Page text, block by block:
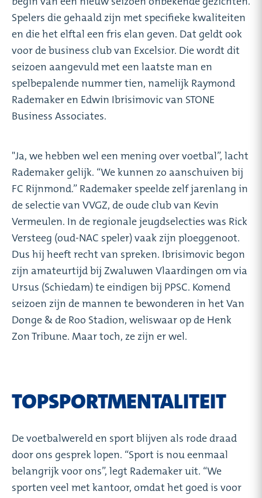
Spelers die gehaald zijn met specifieke kwaliteiten
en die het elftal een fris elan geven. Dat geldt ook
voor de business club van Excelsior. Die wordt dit
seizoen aangevuld met een laatste man en
spelbepalende nummer tien, namelijk Raymond
Rademaker en Edwin Ibrisimovic van STONE
Business Associates.
"Ja, we hebben wel een mening over voetbal”, lacht
Rademaker gelijk. “We kunnen zo aanschuiven bij
FC Rijnmond.” Rademaker speelde zelf jarenlang in
de selectie van VVGZ, de oude club van Kevin
Vermeulen. In de regionale jeugdselecties was Rick
Versteeg (oud-NAC speler) vaak zijn ploeggenoot.
Dus hij heeft recht van spreken. Ibrisimovic begon
zijn amateurtijd bij Zwaluwen Vlaardingen om via
Ursus (Schiedam) te eindigen bij PPSC. Komend
seizoen zijn de mannen te bewonderen in het Van
Donge & de Roo Stadion, weliswaar op de Henk
Zon Tribune. Maar toch, ze zijn er wel.
TOPSPORTMENTALITEIT
De voetbalwereld en sport blijven als rode draad
door ons gesprek lopen. “Sport is nou eenmaal
belangrijk voor ons”, legt Rademaker uit. “We
sporten veel met kantoor, omdat het goed is voor